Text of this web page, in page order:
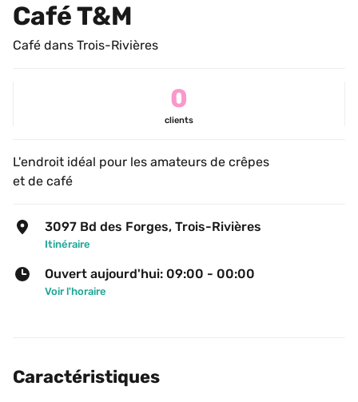
Café T&M
Café dans Trois-Rivières
0
clients
L'endroit idéal pour les amateurs de crêpes
et de café
3097 Bd des Forges, Trois-Rivières
Itinéraire
Ouvert aujourd'hui: 09:00 - 00:00
Voir l'horaire
Caractéristiques